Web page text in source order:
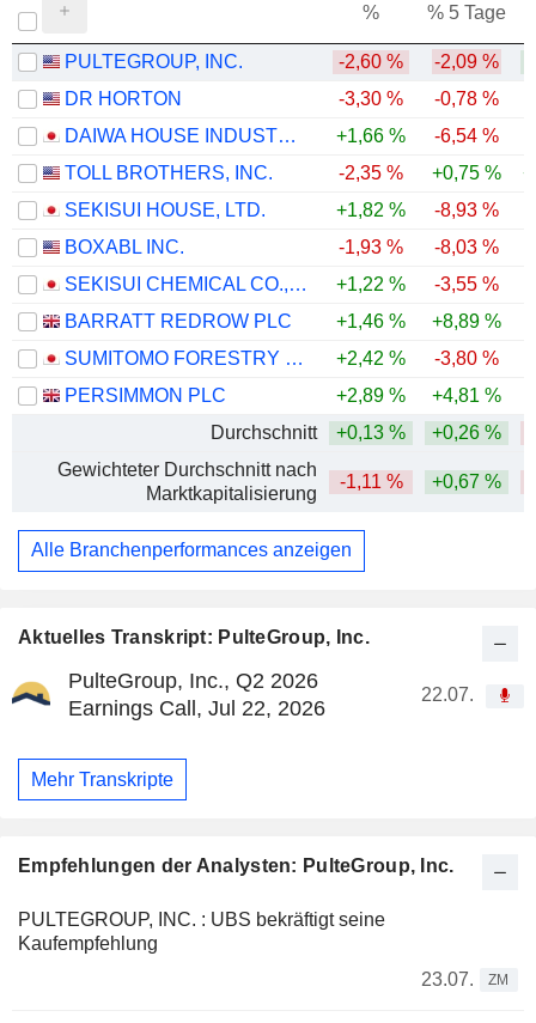
Aktuelles Transkript: PulteGroup, Inc.
PulteGroup, Inc., Q2 2026
Earnings Call, Jul 22, 2026
22.07.
Mehr Transkripte
Empfehlungen der Analysten: PulteGroup, Inc.
PULTEGROUP, INC. : UBS bekräftigt seine
Kaufempfehlung
23.07.
ZM
% % 5 Tage
PULTEGROUP, INC. -2,60 % -2,09 %
DR HORTON
-3,30 % -0,78 %
DAIWA HOUSE INDUSTRY CO., LTD.
+1,66 % -6,54 %
TOLL BROTHERS, INC.
-2,35 % +0,75 %
SEKISUI HOUSE, LTD.
+1,82 % -8,93 %
BOXABL INC.
-1,93 % -8,03 %
SEKISUI CHEMICAL CO., LTD.
+1,22 % -3,55 %
BARRATT REDROW PLC
+1,46 % +8,89 %
SUMITOMO FORESTRY CO., LTD.
+2,42 % -3,80 %
PERSIMMON PLC
+2,89 % +4,81 %
Durchschnitt
+0,13 % +0,26 %
Gewichteter Durchschnitt nach
Marktkapitalisierung
-1,11 % +0,67 %
Alle Branchenperformances anzeigen